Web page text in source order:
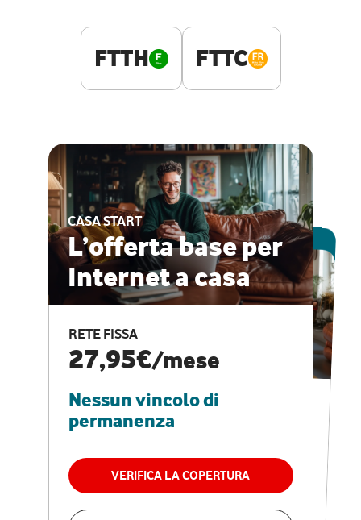
FTTH FTTC
CASA START
L’offerta base per
Internet a casa
RETE FISSA
27,95€/mese
Nessun vincolo di
permanenza
VERIFICA LA COPERTURA
ESCLUSIVA ONLINE
CASA PRO
Internet veloce e
vantaggi speciali
RETE FISSA + VODAFONE CLUB
29,95€
permanenza
VERIFICA LA COPERTURA